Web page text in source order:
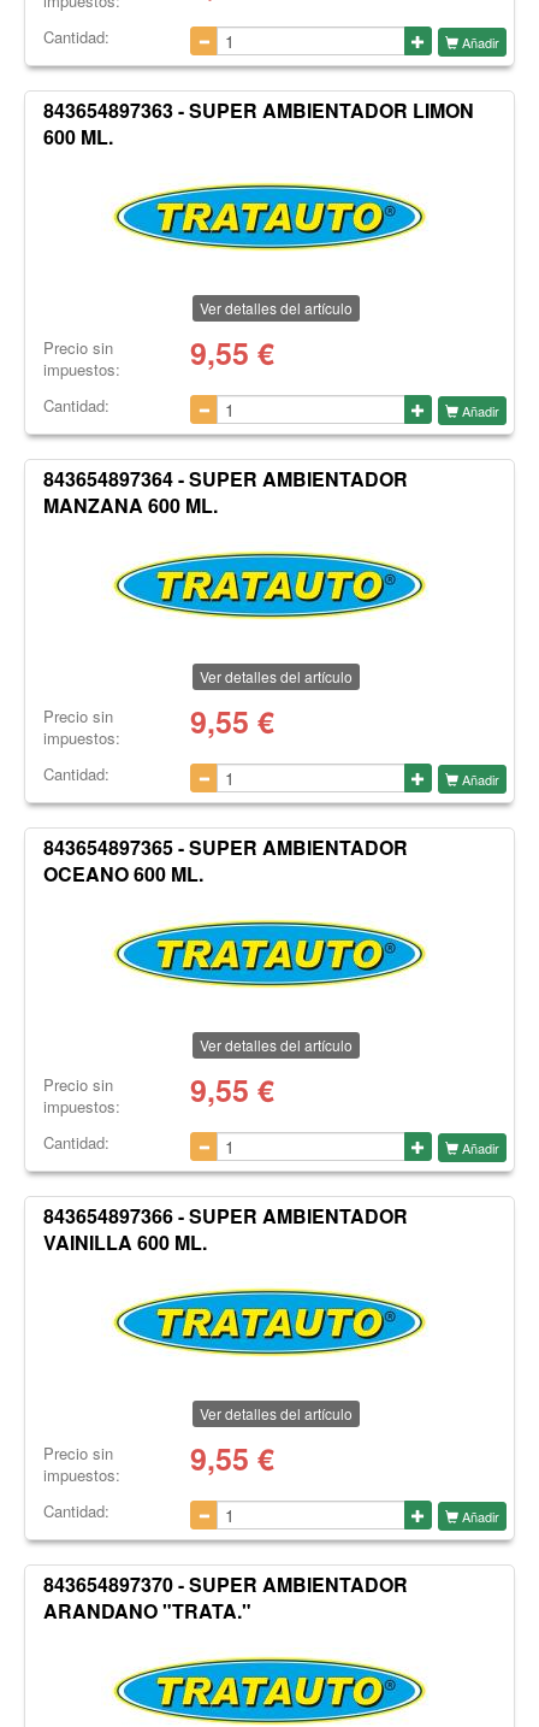
Cantidad: Añadir
843654897363 - SUPER AMBIENTADOR LIMON
600 ML.
Ver detalles del artículo
Precio sin
impuestos:
9,55 €
Cantidad: Añadir
843654897364 - SUPER AMBIENTADOR
MANZANA 600 ML.
Ver detalles del artículo
Precio sin
impuestos:
9,55 €
Cantidad: Añadir
843654897365 - SUPER AMBIENTADOR
OCEANO 600 ML.
Ver detalles del artículo
Precio sin
impuestos:
9,55 €
Cantidad: Añadir
843654897366 - SUPER AMBIENTADOR
VAINILLA 600 ML.
Ver detalles del artículo
Precio sin
impuestos:
9,55 €
Cantidad: Añadir
843654897370 - SUPER AMBIENTADOR
ARANDANO "TRATA."